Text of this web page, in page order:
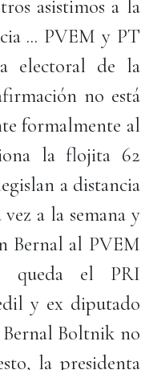
asistimos a la
... PVEM y PT
electoral de la
no está
formalmente al
la flojita 62
a distancia
a la semana y
Bernal al PVEM
queda el PRI
y ex diputado
Boltnik no
la presidenta